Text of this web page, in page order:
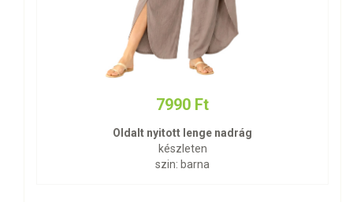
7990 Ft
Oldalt nyitott lenge nadrág
készleten
szin: barna